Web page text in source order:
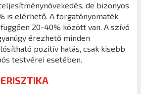
de bizonyos
is elérhető. A forgatónyomaték
20-40% között van. A szívó
érezhető minden
pozitív hatás, csak kisebb
testvérei esetében.